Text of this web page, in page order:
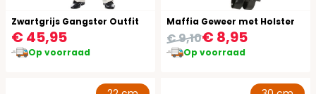
Zwartgrijs Gangster Outfit
€ 45,95
Op voorraad
Maffia Geweer met Holster
€ 8,95
€ 9,10
Op voorraad